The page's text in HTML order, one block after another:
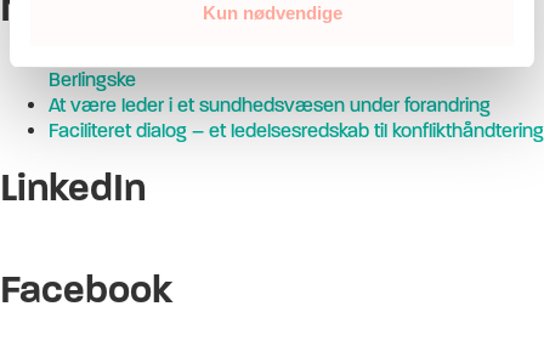
Kun nødvendige
Berlingske
At være leder i et sundhedsvæsen under forandring
Faciliteret dialog – et ledelsesredskab til konflikthåndtering
LinkedIn
Facebook